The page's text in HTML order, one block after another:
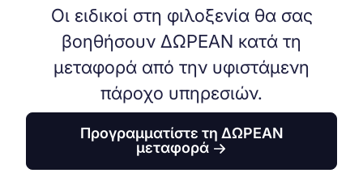
Οι ειδικοί στη φιλοξενία θα σας
βοηθήσουν ΔΩΡΕΑΝ κατά τη
μεταφορά από την υφιστάμενη
πάροχο υπηρεσιών.
Προγραμματίστε τη ΔΩΡΕΑΝ
μεταφορά